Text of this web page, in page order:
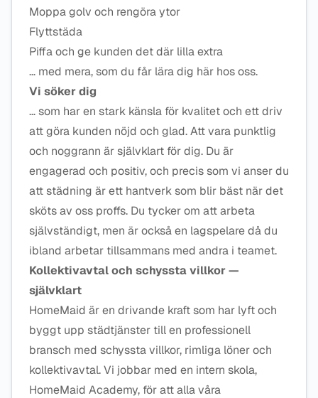
Moppa golv och rengöra ytor
Flyttstäda
Piffa och ge kunden det där lilla extra
… med mera, som du får lära dig här hos oss.
Vi söker dig
… som har en stark känsla för kvalitet och ett driv
att göra kunden nöjd och glad. Att vara punktlig
och noggrann är självklart för dig. Du är
engagerad och positiv, och precis som vi anser du
att städning är ett hantverk som blir bäst när det
sköts av oss proffs. Du tycker om att arbeta
självständigt, men är också en lagspelare då du
ibland arbetar tillsammans med andra i teamet.
Kollektivavtal och schyssta villkor —
självklart
HomeMaid är en drivande kraft som har lyft och
byggt upp städtjänster till en professionell
bransch med schyssta villkor, rimliga löner och
kollektivavtal. Vi jobbar med en intern skola,
HomeMaid Academy, för att alla våra